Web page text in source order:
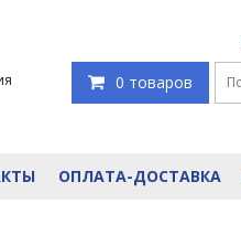
0 товаров
ОПЛАТА-ДОСТАВКА